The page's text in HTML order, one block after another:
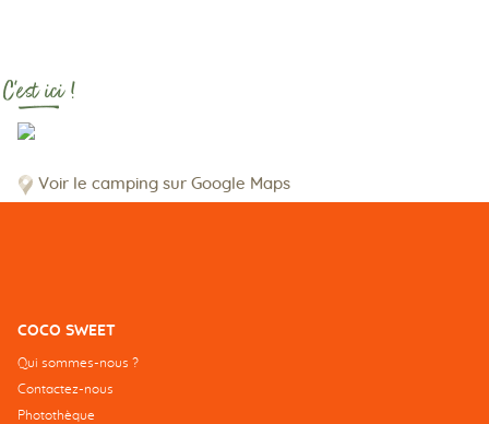
C'est ici !
Voir le camping sur Google Maps
COCO SWEET
Qui sommes-nous ?
Contactez-nous
Photothèque